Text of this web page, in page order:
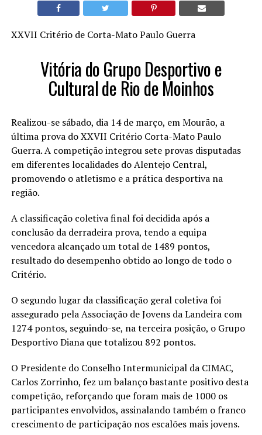
XXVII Critério de Corta-Mato Paulo Guerra
Vitória do Grupo Desportivo e
Cultural de Rio de Moinhos
Realizou-se sábado, dia 14 de março, em Mourão, a
última prova do XXVII Critério Corta-Mato Paulo
Guerra. A competição integrou sete provas disputadas
em diferentes localidades do Alentejo Central,
promovendo o atletismo e a prática desportiva na
região.
A classificação coletiva final foi decidida após a
conclusão da derradeira prova, tendo a equipa
vencedora alcançado um total de 1489 pontos,
resultado do desempenho obtido ao longo de todo o
Critério.
O segundo lugar da classificação geral coletiva foi
assegurado pela Associação de Jovens da Landeira com
1274 pontos, seguindo-se, na terceira posição, o Grupo
Desportivo Diana que totalizou 892 pontos.
O Presidente do Conselho Intermunicipal da CIMAC,
Carlos Zorrinho, fez um balanço bastante positivo desta
competição, reforçando que foram mais de 1000 os
participantes envolvidos, assinalando também o franco
crescimento de participação nos escalões mais jovens.